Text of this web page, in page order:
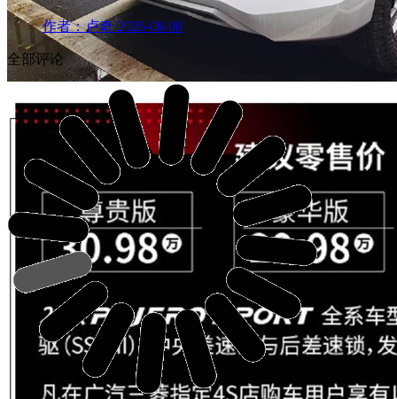
作者：卢奇 2026-08-08
全部评论